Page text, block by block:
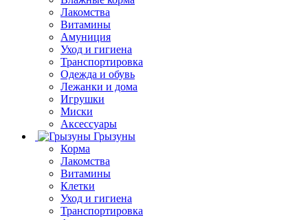
Лакомства
Витамины
Амуниция
Уход и гигиена
Транспортировка
Одежда и обувь
Лежанки и дома
Игрушки
Миски
Аксессуары
Грызуны
Корма
Лакомства
Витамины
Клетки
Уход и гигиена
Транспортировка